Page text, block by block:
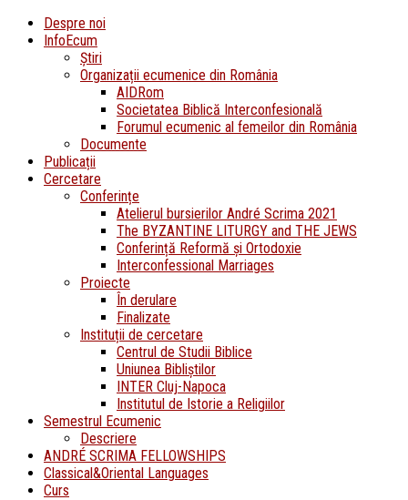
Despre noi
InfoEcum
Știri
Organizații ecumenice din România
AIDRom
Societatea Biblică Interconfesională
Forumul ecumenic al femeilor din România
Documente
Publicații
Cercetare
Conferințe
Atelierul bursierilor André Scrima 2021
The BYZANTINE LITURGY and THE JEWS
Conferință Reformă și Ortodoxie
Interconfessional Marriages
Proiecte
În derulare
Finalizate
Instituții de cercetare
Centrul de Studii Biblice
Uniunea Bibliștilor
INTER Cluj-Napoca
Institutul de Istorie a Religiilor
Semestrul Ecumenic
Descriere
ANDRÉ SCRIMA FELLOWSHIPS
Classical&Oriental Languages
Curs